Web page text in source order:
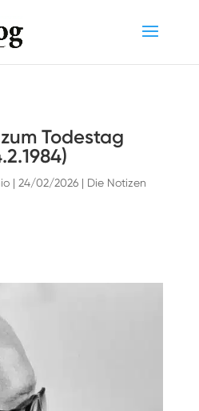
Todestag
| 24/02/2026| Die Notizen